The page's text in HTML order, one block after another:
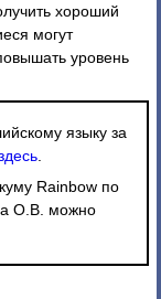
хороший
могут
уровень
языку за
Rainbow по
О.В. можно